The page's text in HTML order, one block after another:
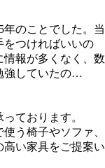
のことでした。当
をつければいいの
報が多くなく、数
強していたの…
ております。
う椅子やソファ、
い家具をご提案い